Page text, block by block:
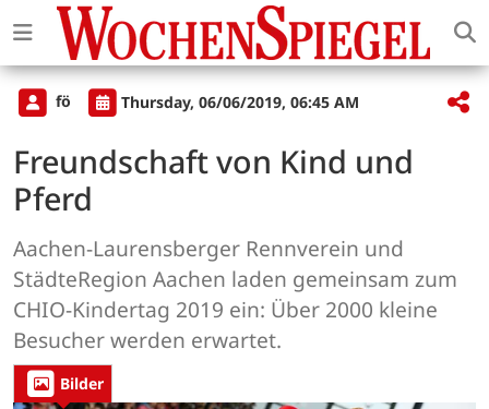
fö Thursday, 06/06/2019, 06:45 AM
Freundschaft von Kind und
Pferd
Aachen-Laurensberger Rennverein und
StädteRegion Aachen laden gemeinsam zum
CHIO-Kindertag 2019 ein: Über 2000 kleine
Besucher werden erwartet.
Bilder